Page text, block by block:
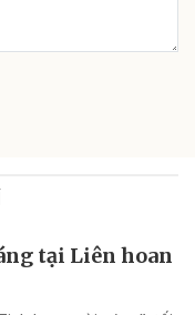
tại Liên hoan